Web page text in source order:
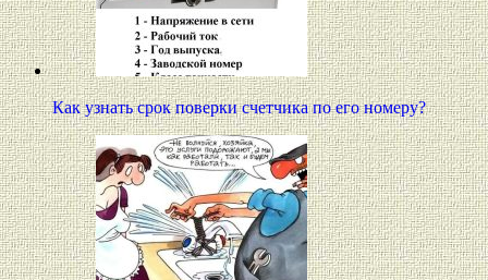
Как узнать срок поверки счетчика по его номеру?